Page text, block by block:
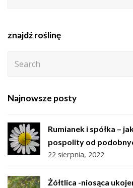
znajdź roślinę
Najnowsze posty
Rumianek i spółka –
pospolity od
22 sierpnia, 2022
Żółtlica -niosąca